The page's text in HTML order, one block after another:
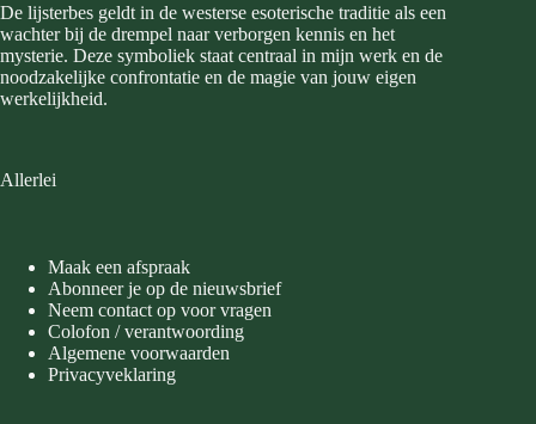
De lijsterbes geldt in de westerse esoterische traditie als een
wachter bij de drempel naar verborgen kennis en het
mysterie. Deze symboliek staat centraal in mijn werk en de
noodzakelijke confrontatie en de magie van jouw eigen
werkelijkheid.
Allerlei
Maak een afspraak
Abonneer je op de nieuwsbrief
Neem contact op voor vragen
Colofon / verantwoording
Algemene voorwaarden
Privacyveklaring